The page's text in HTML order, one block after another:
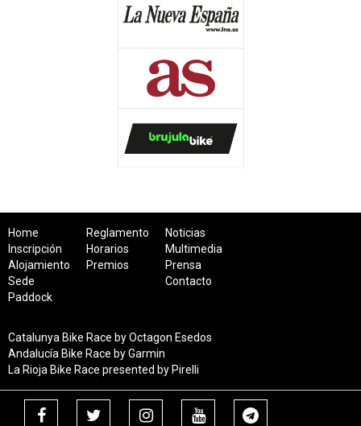
Home
Inscripción
Alojamiento
Sede
Paddock
Reglamento
Horarios
Premios
Noticias
Multimedia
Prensa
Contacto
Catalunya Bike Race by Octagon Esedos
Andalucía Bike Race by Garmin
La Rioja Bike Race presented by Pirelli